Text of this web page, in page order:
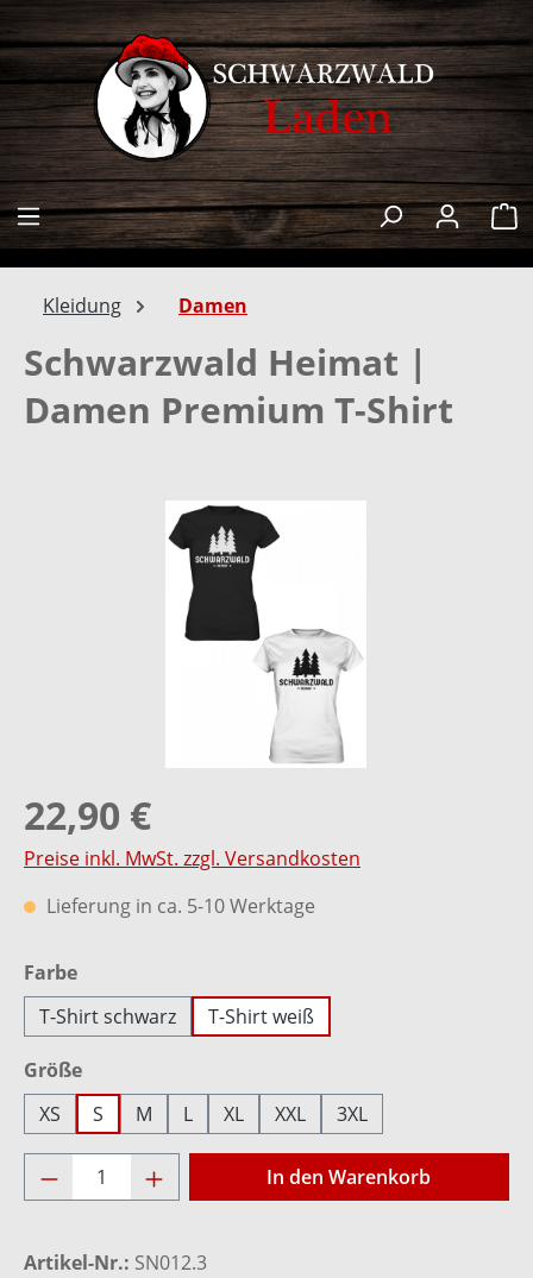
springen
Kleidung Damen
Schwarzwald Heimat |
Damen Premium T-Shirt
Bildergalerie überspringen
22,90 €
Preise inkl. MwSt. zzgl. Versandkosten
Lieferung in ca. 5-10 Werktage
Farbeauswählen
T-Shirt schwarz
T-Shirt weiß
Größeauswählen
XS
S M L XL XXL 3XL
Produkt Anzahl: Gib den gewünschten
In den Warenkorb
Artikel-Nr.: SN012.3